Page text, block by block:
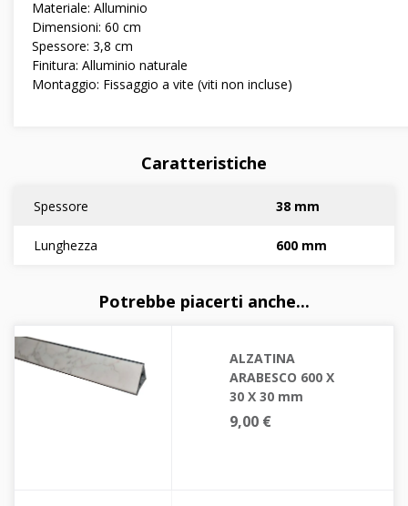
Materiale: Alluminio
Dimensioni: 60 cm
Spessore: 3,8 cm
Finitura: Alluminio naturale
Montaggio: Fissaggio a vite (viti non incluse)
Caratteristiche
Spessore 38 mm
Lunghezza 600 mm
Potrebbe piacerti anche...
ALZATINA
ARABESCO 600 X
30 X 30 mm
9,00 €